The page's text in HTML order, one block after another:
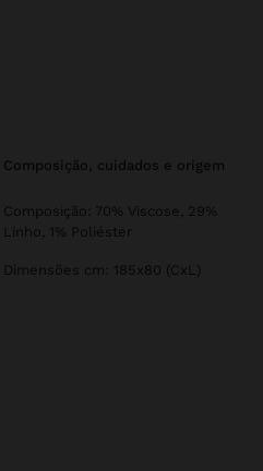
composição, cuidados e origem
Composição: 70% Viscose, 29%
Linho, 1% Poliéster
Dimensões cm: 185x80 (CxL)